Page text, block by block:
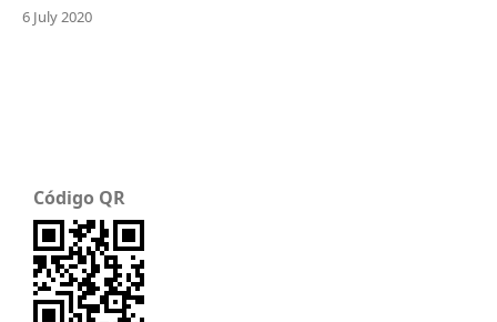
6 July 2020
Código QR